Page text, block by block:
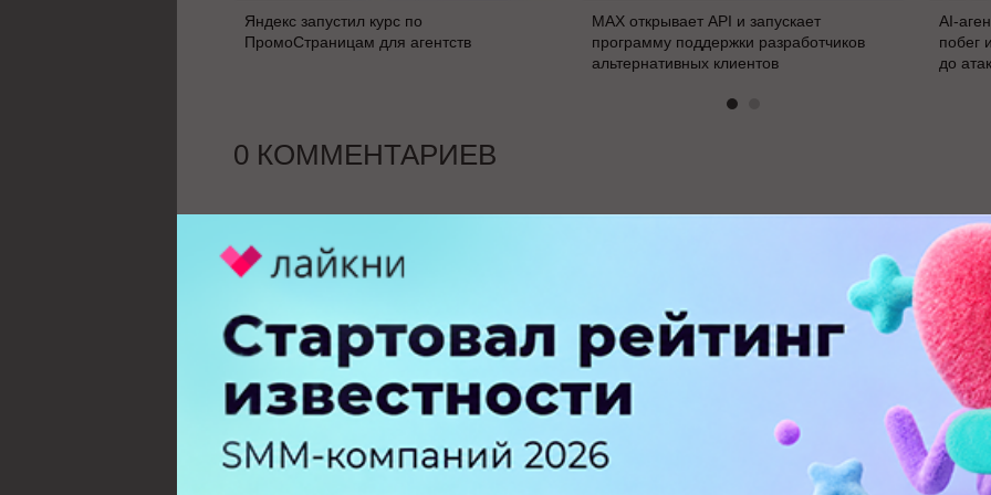
Яндекс запустил курс по
ПромоСтраницам для агентств
MAX открывает API и запускает
программу поддержки разработчиков
альтернативных клиентов
AI-
побег
до
0 КОММЕНТАРИЕВ
ПЕРЕЙТИ НА ПОЛНУЮ ВЕРСИЮ
© SEOnews.ru Все права защищены. 2026